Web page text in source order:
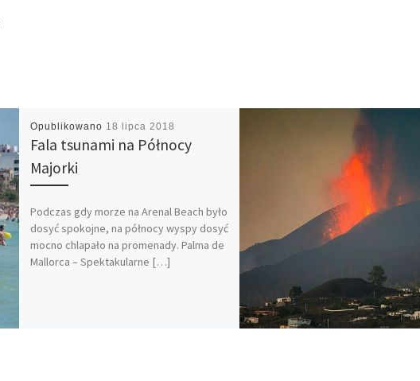
Opublikowano 18 lipca 2018
Fala tsunami na Północy
Majorki
Podczas gdy morze na Arenal Beach było
dosyć spokojne, na północy wyspy dosyć
mocno chlapało na promenady. Palma de
Mallorca – Spektakularne […]